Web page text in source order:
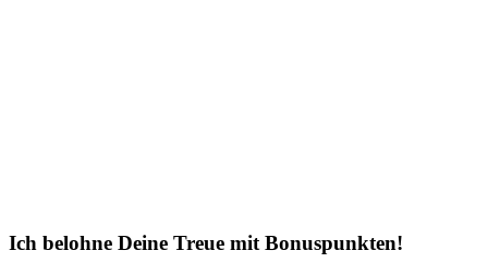
Ich belohne Deine Treue mit Bonuspunkten!